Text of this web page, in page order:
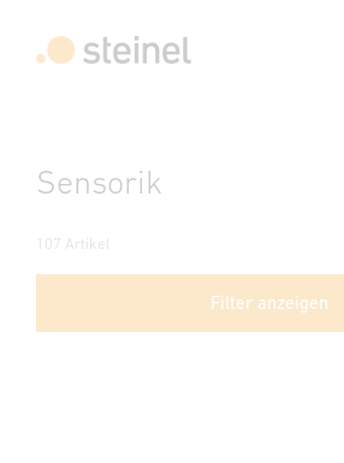
Suche
Sensorik
107 Artikel
Filter anzeigen